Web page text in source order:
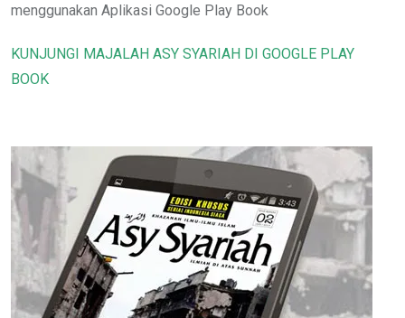
menggunakan Aplikasi Google Play Book
KUNJUNGI MAJALAH ASY SYARIAH DI GOOGLE PLAY
BOOK